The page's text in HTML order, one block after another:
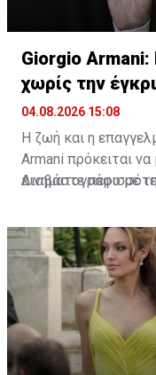
Giorgio Armani:
χωρίς την
04.08.2026 15:08
Η ζωή και η
Armani πρόκειται
κινηματογράφο με
August, δύο φορές
Φεστιβάλ των
Διαβάστε